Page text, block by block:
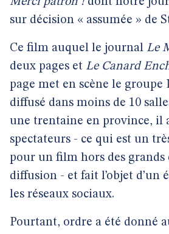
sur décision « assumée » de
Ce film auquel le journal Le
deux pages et Le Canard
page met en scène le groupe
diffusé dans moins de 10
une trentaine en province, il
spectateurs - ce qui est un
pour un film hors des grands
diffusion - et fait l’objet d’un
les réseaux sociaux.
Pourtant, ordre a été donné